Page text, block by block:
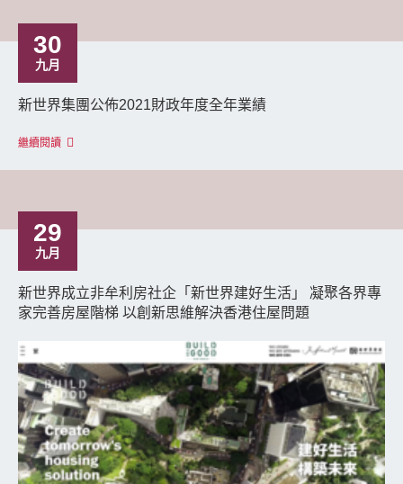
30
九月
新世界集團公佈2021財政年度全年業績
繼續閱讀
29
九月
新世界成立非牟利房社企「新世界建好生活」 凝聚各界專
家完善房屋階梯 以創新思維解決香港住屋問題